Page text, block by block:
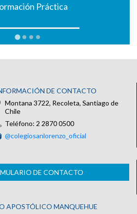
Práctica
DE CONTACTO
Montana 3722, Recoleta, Santiago de
Chile
Teléfono: 2 2870 0500
@colegiosanlorenzo_oficial
DE CONTACTO
APOSTÓLICO MANQUEHUE